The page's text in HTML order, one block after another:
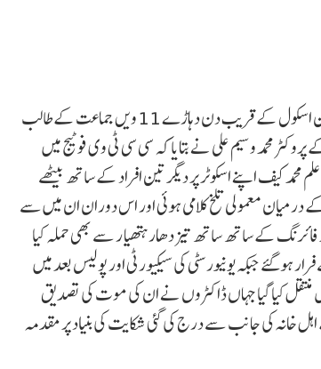
علی گڑھ: ریاست اتر پردیش میں علی گڑھ مسلم یونیورسٹی اے بی کے یونین اسکول کے قریب دن دہاڑے 11 ویں جماعت کے طالب
محمد وسیم علی نے بتایا کہ سی سی ٹی وی فوٹیج میں
میں 11 ویں جماعت کے طالب علم محمد کیف اپنے اسکوٹر پر دیگر تین افراد کے ساتھ بیٹھے
درمیان معمولی تلخ کلامی ہوئی اور اس دوران ان میں سے
کے ساتھ ساتھ تیز دھار ہتھیار سے بھی حملہ کیا
ہوگئے جبکہ یونیورسٹی کی سیکیورٹی اور پولیس بعد میں
منتقل کیا گیا جہاں ڈاکٹروں نے ان کی موت کی تصدیق
خانہ کی جانب سے درج کی گئی شکایت کی بنیاد پر مقدمہ